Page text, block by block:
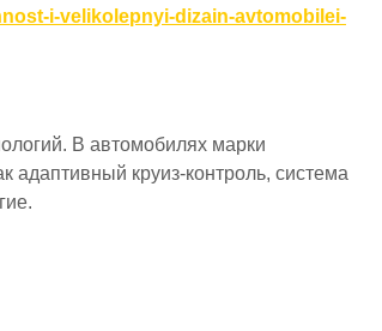
i-velikolepnyi-dizain-avtomobilei-
В автомобилях марки
круиз-контроль, система